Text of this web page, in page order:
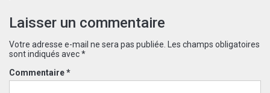
Laisser un commentaire
Votre adresse e-mail ne sera pas publiée.
Les champs obligatoires
sont indiqués avec*
Commentaire*